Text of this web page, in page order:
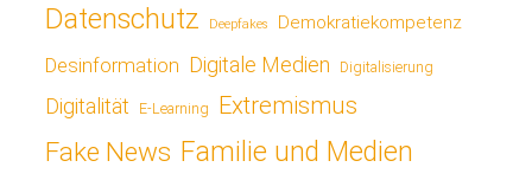
Datenschutz Deepfakes Demokratiekompetenz
Desinformation Digitale Medien Digitalisierung
Digitalität E-Learning Extremismus
Fake News Familie und Medien